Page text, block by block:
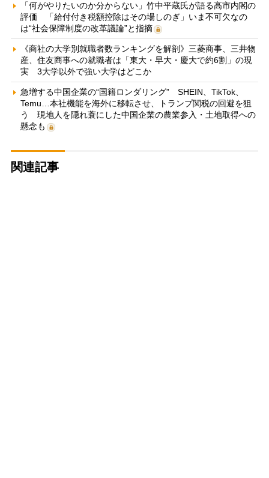
「何がやりたいのか分からない」竹中平蔵氏が語る高市内閣の
評価 「給付付き税額控除はその場しのぎ」いま不可欠なの
は“社会保障制度の改革議論”と指摘
《商社の大学別就職者数ランキングを解剖》三菱商事、三井物
産、住友商事への就職者は「東大・早大・慶大で約6割」の現
実 3大学以外で強い大学はどこか
急増する中国企業の“国籍ロンダリング” SHEIN、TikTok、
Temu…本社機能を海外に移転させ、トランプ関税の回避を狙
う 現地人を隠れ蓑にした中国企業の農業参入・土地取得への
懸念も
関連記事